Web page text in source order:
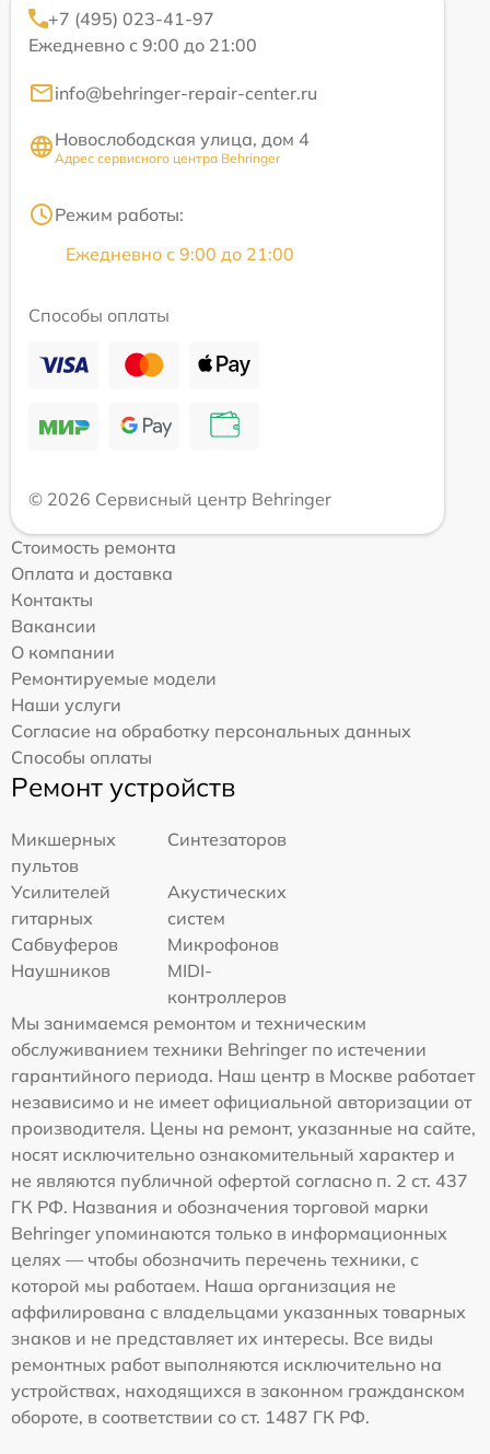
+7 (495) 023-41-97
Ежедневно с 9:00 до 21:00
info@behringer-repair-center.ru
Новослободская улица, дом 4
Адрес сервисного центра Behringer
Режим работы:
Ежедневно с 9:00 до 21:00
Способы оплаты
© 2026 Сервисный центр Behringer
Стоимость ремонта
Оплата и доставка
Контакты
Вакансии
О компании
Ремонтируемые модели
Наши услуги
Согласие на обработку персональных данных
Способы оплаты
Ремонт устройств
Микшерных
пультов
Синтезаторов
Усилителей
гитарных
Акустических
систем
Сабвуферов
Микрофонов
Наушников
MIDI-
контроллеров
Мы занимаемся ремонтом и техническим
обслуживанием техники Behringer по истечении
гарантийного периода. Наш центр в Москве работает
независимо и не имеет официальной авторизации от
производителя. Цены на ремонт, указанные на сайте,
носят исключительно ознакомительный характер и
не являются публичной офертой согласно п. 2 ст. 437
ГК РФ. Названия и обозначения торговой марки
Behringer упоминаются только в информационных
целях — чтобы обозначить перечень техники, с
которой мы работаем. Наша организация не
аффилирована с владельцами указанных товарных
знаков и не представляет их интересы. Все виды
ремонтных работ выполняются исключительно на
устройствах, находящихся в законном гражданском
обороте, в соответствии со ст. 1487 ГК РФ.